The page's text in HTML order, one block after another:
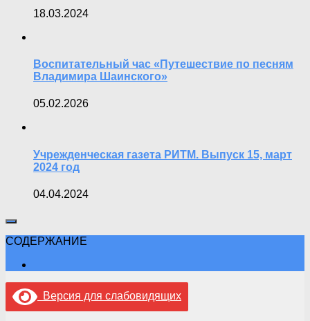
18.03.2024
Воспитательный час «Путешествие по песням
Владимира Шаинского»
05.02.2026
Учрежденческая газета РИТМ. Выпуск 15, март
2024 год
04.04.2024
СОДЕРЖАНИЕ
Версия для слабовидящих